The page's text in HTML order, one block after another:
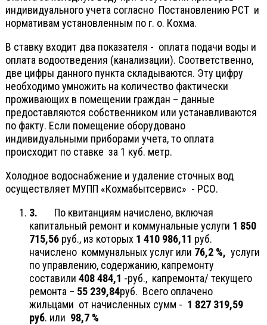
индивидуального учета согласно Постановлению РСТ и
нормативам установленным по г. о. Кохма.
В ставку входит два показателя - оплата подачи воды и
оплата водоотведения (канализации). Соответственно,
две цифры данного пункта складываются. Эту цифру
необходимо умножить на количество фактически
проживающих в помещении граждан – данные
предоставляются собственником или устанавливаются
по факту. Если помещение оборудовано
индивидуальными приборами учета, то оплата
происходит по ставке за 1 куб. метр.
Холодное водоснабжение и удаление сточных вод
осуществляет МУПП «Кохмабытсервис» - РСО.
3.
По квитанциям начислено, включая
капитальный ремонт и коммунальные услуги 1 850
715,56руб., из которых 1 410 986,11 руб.
начислено коммунальных услуг или 76,2 %, услуги
по управлению, содержанию, капремонту
составили 408 484,1 -руб., капремонта/ текущего
ремонта – 55 239,84руб. Всего оплачено
жильцами от начисленных сумм - 1 827 319,59
руб. или 98,7 %